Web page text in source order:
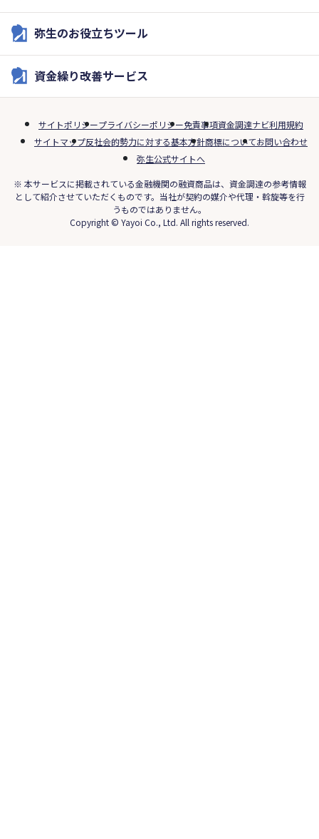
弥生のお役立ちツール
資金繰り改善サービス
サイトポリシープライバシーポリシー免責事項資金調達ナビ利用規約
サイトマップ反社会的勢力に対する基本方針商標についてお問い合わせ
弥生公式サイトへ
※ 本サービスに掲載されている金融機関の融資商品は、資金調達の参考情報
として紹介させていただくものです。当社が契約の媒介や代理・斡旋等を行
うものではありません。
Copyright © Yayoi Co., Ltd. All rights reserved.